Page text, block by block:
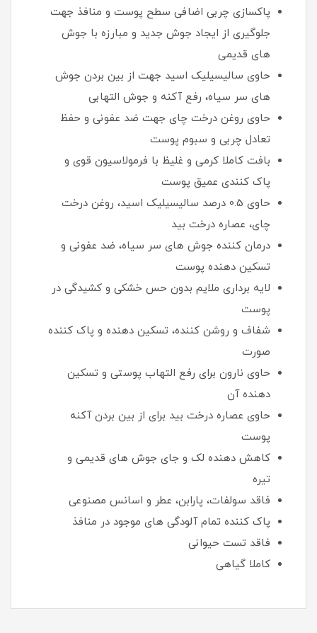
پاکسازی چربی اضافی سطح پوست و منافذ جهت
جلوگیری از ایجاد جوش جدید و مبارزه با جوش
های قدیمی
حاوی سالیسیلیک اسید جهت از بین بردن جوش
های سر سیاه، رفع آکنه و جوش التهابی
حاوی روغن درخت چای جهت ضد عفونی و حفظ
تعادل چربی و سبوم پوست
بافت کاملا کرمی و غلیظ با فرمولاسیون قوی و
پاک کنندی عمیق پوست
حاوی 0.5 درصد سالیسیلیک اسید، روغن درخت
چای، عصاره درخت بید
درمان کننده جوش های سر سیاه، ضد عفونی و
تسکین دهنده پوست
لایه برداری ملایم بدون حس خشکی و کشیدگی در
پوست
شفاف و روشن کننده، تسکین دهنده و پاک کننده
صورت
حاوی نارون برای رفع التهاب پوستی و تسکین
دهنده آن
حاوی عصاره درخت بید برای از بین بردن آکنه
پوست
کاهش دهنده لک و جای جوش های قدیمی و
تیره
فاقد سولفات، پارابن، عطر و اسانس مصنوعی
پاک کننده تمام آلودگی های موجود در منافذ
فاقد تست حیوانی
کاملا گیاهی